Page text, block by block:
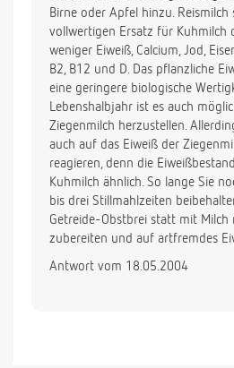
Birne oder Apfel hinzu. Reismilch
vollwertigen Ersatz für Kuhmilch
weniger Eiweiß, Calcium, Jod,
B2, B12 und D. Das pflanzliche
eine geringere biologische
Lebenshalbjahr ist es auch
Ziegenmilch herzustellen.
auch auf das Eiweiß der
reagieren, denn die
Kuhmilch ähnlich. So lange Sie
bis drei Stillmahlzeiten
Getreide-Obstbrei statt mit Milch
zubereiten und auf artfremdes
Antwort vom 18.05.2004